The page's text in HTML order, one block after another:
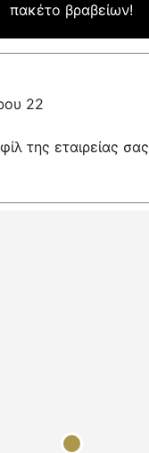
πακέτο βραβείων!
22
της εταιρείας σας